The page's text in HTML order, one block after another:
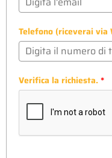
Telefono (riceverai via
Verifica la richiesta.*